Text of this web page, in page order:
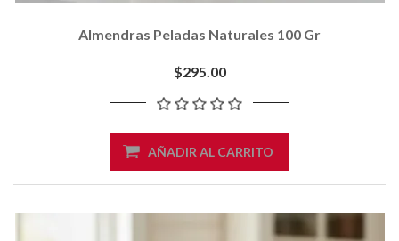
Almendras Peladas Naturales 100 Gr
$295.00
AÑADIR AL CARRITO